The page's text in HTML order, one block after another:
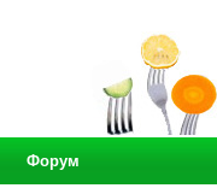
Форум